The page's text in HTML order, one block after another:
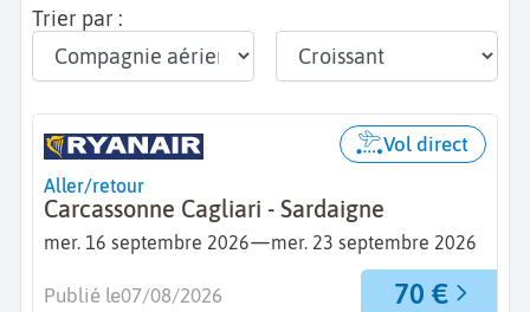
Trier par :
Aller/retour
Carcassonne Cagliari - Sardaigne
mer. 16 septembre 2026—mer. 23 septembre 2026
Vol direct
70 €
Publié le07/08/2026